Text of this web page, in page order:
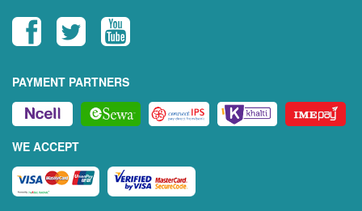
PAYMENT PARTNERS
WE ACCEPT